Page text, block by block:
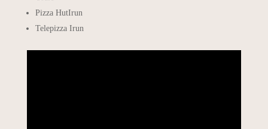
Pizza HutIrun
Telepizza Irun